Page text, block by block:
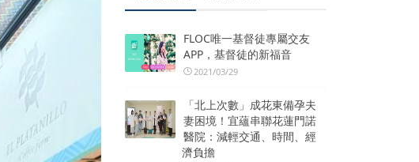
FLOC唯一基督徒專屬交友
APP，基督徒的新福音
2021/03/29
「北上次數」成花東備孕夫
妻困境！宜蘊串聯花蓮門諾
醫院：減輕交通、時間、經
濟負擔